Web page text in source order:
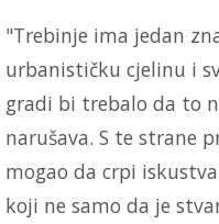
"Trebinje ima jedan
urbanističku cjelinu i
gradi bi trebalo da to
narušava. S te strane
mogao da crpi
koji ne samo da je